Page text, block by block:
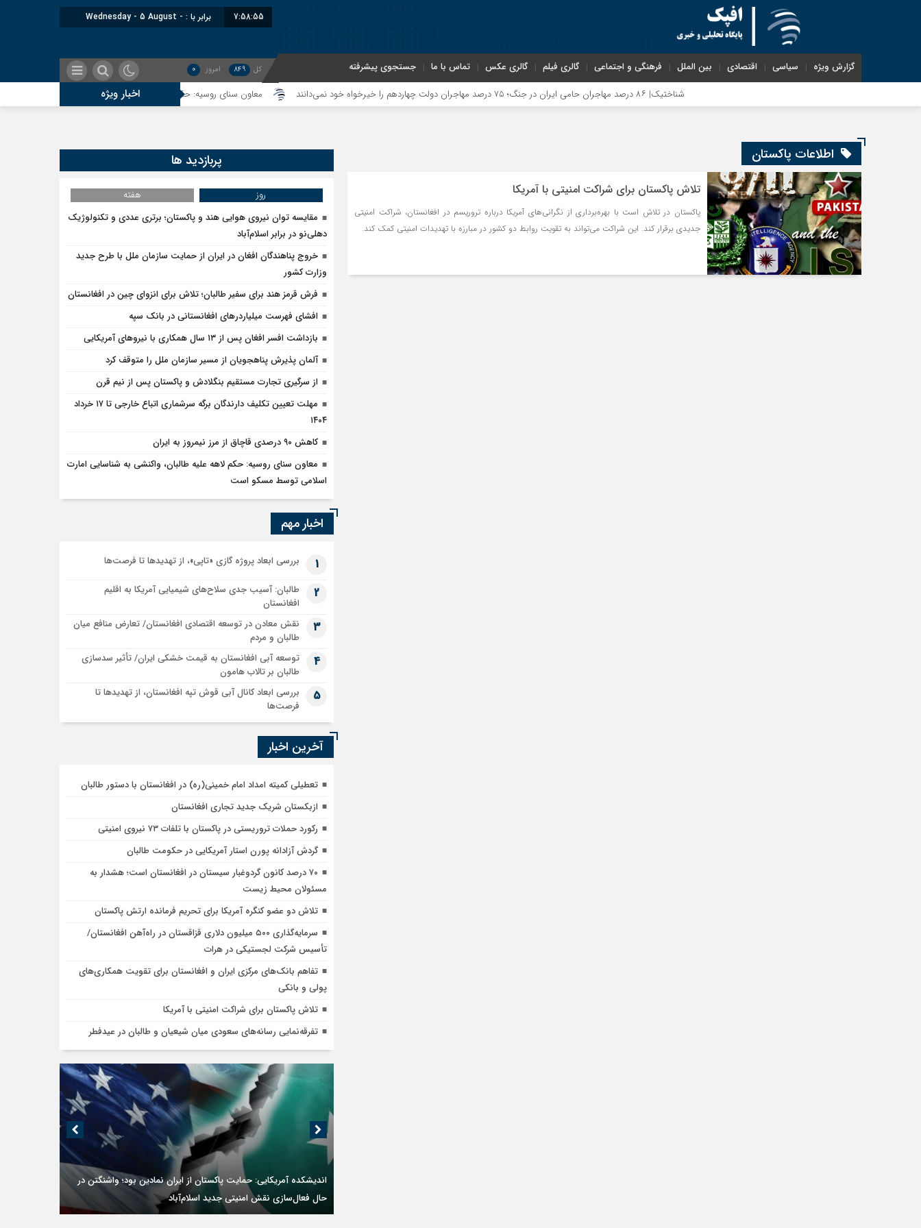
7:58:55
برابر با : Wednesday - 5 August -
گزارش ویژه سیاسی اقتصادی بین الملل فرهنگی و اجتماعی گالری فیلم گالری عکس تماس با ما جستجوی پیشرفته کل 849 امروز 0
اخبار ویژه شناختیک| ۸۶ درصد مهاجران حامی ایران در جنگ؛ ۷۵ درصد مهاجران دولت چهاردهم را خیرخواه خود نمی‌دانند معاون سنای روسیه: حکم لاهه علیه طالبان، واکنشی به شناسایی امارت اسلامی
اطلاعات پاکستان
تلاش پاکستان برای شراکت امنیتی با آمریکا
پاکستان در تلاش است با بهره‌برداری از نگرانی‌های آمریکا درباره تروریسم در افغانستان، شراکت امنیتی
جدیدی برقرار کند. این شراکت می‌تواند به تقویت روابط دو کشور در مبارزه با تهدیدات امنیتی کمک کند.
پربازدید ها
روز
هفته
مقایسه توان نیروی هوایی هند و پاکستان؛ برتری عددی و تکنولوژیک
دهلی‌نو در برابر اسلام‌آباد
خروج پناهندگان افغان در ایران از حمایت سازمان ملل با طرح جدید
وزارت کشور
فرش قرمز هند برای سفیر طالبان؛ تلاش برای انزوای چین در افغانستان
افشای فهرست میلیاردرهای افغانستانی در بانک سپه
بازداشت افسر افغان پس از ۱۳ سال همکاری با نیروهای آمریکایی
آلمان پذیرش پناهجویان از مسیر سازمان ملل را متوقف کرد
از سرگیری تجارت مستقیم بنگلادش و پاکستان پس از نیم قرن
مهلت تعیین تکلیف دارندگان برگه سرشماری اتباع خارجی تا ۱۷ خرداد
۱۴۰۴
کاهش ۹۰ درصدی قاچاق از مرز نیمروز به ایران
معاون سنای روسیه: حکم لاهه علیه طالبان، واکنشی به شناسایی امارت
اسلامی توسط مسکو است
اخبار مهم
1 بررسی ابعاد پروژه گازی «تاپی»، از تهدیدها تا فرصت‌ها
2
طالبان: آسیب جدی سلاح‌های شیمیایی آمریکا به اقلیم
افغانستان
3
نقش معادن در توسعه اقتصادی افغانستان/ تعارض منافع میان
طالبان و مردم
4
توسعه آبی افغانستان به قیمت خشکی ایران/ تأثیر سدسازی
طالبان بر تالاب هامون
5
بررسی ابعاد کانال آبی قوش تپه افغانستان، از تهدیدها تا
فرصت‌ها
آخرین اخبار
تعطیلی کمیته امداد امام خمینی(ره) در افغانستان با دستور طالبان
ازبکستان شریک جدید تجاری افغانستان
رکورد حملات تروریستی در پاکستان با تلفات ۷۳ نیروی امنیتی
گردش آزادانه پورن استار آمریکایی در حکومت طالبان
۷۰ درصد کانون گردوغبار سیستان در افغانستان است؛ هشدار به
مسئولان محیط زیست
تلاش دو عضو کنگره آمریکا برای تحریم فرمانده ارتش پاکستان
سرمایه‌گذاری ۵۰۰ میلیون دلاری قزاقستان در راه‌آهن افغانستان/
تأسیس شرکت لجستیکی در هرات
تفاهم بانک‌های مرکزی ایران و افغانستان برای تقویت همکاری‌های
پولی و بانکی
تلاش پاکستان برای شراکت امنیتی با آمریکا
تفرقه‌نمایی رسانه‌های سعودی میان شیعیان و طالبان در عیدفطر
اندیشکده آمریکایی: حمایت پاکستان از ایران نمادین بود؛ واشنگتن در
حال فعال‌سازی نقش امنیتی جدید اسلام‌آباد